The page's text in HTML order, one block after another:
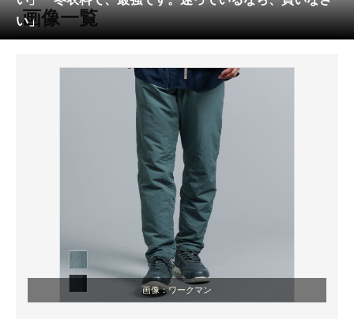
注目記事を集めた総合ページ
スマホと通信の最新トレンド
進化するPCとデバイスの未来
好きが集まる 比べて選べる
ビジネスと働き方のヒント
企業ITのトレンドを詳説
経営リーダーのコミュニティ
い」
画像一覧
画像：ワークマン